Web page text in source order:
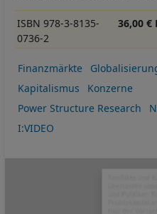
ISBN 978-3-8135-
0736-2
36,00
Finanzmärkte
Kapitalismus
Konzerne
Power Structure Research
I:VIDEO